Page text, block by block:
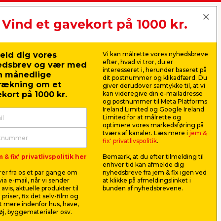
Knagerækkerne fås i forskellige
med at holde orden i entréen eller
og materialer. Disse komponenter gør
og vægvangerne er robuste og
i forskellige størrelser og materialer,
til indendørs brug og kan
jem & fix A/S, Skomagervej 12
CVR: 10360641
Tlf. kundeservice: 79425942
Tlf. administration: 76413500
kundeservice@jemfix.com
Se vores e-mærket certifikat her
Vind et gavekort på 1000 kr.
dig vores
og vær med
månedlige
om et
på 1000 kr.
& fix' privatlivspolitik her
fra os et par gange om
e-mail, når vi sender
aktuelle produkter til
priser, fix det selv-film og
mere indenfor hus, have,
byggematerialer osv.
Vi kan målrette vores nyhedsbreve
efter, hvad vi tror, du er
interesseret i, herunder baseret på
dit postnummer og klikadfærd. Du
giver derudover samtykke til, at vi
kan videregive din e-mailadresse
og postnummer til Meta Platforms
Ireland Limited og Google Ireland
Limited for at målrette og
optimere vores markedsføring på
tværs af kanaler. Læs mere i jem &
fix' privatlivspolitik.
Bemærk, at du efter tilmelding til
enhver tid kan afmelde dig
nyhedsbreve fra jem & fix igen ved
at klikke på afmeldingslinket i
bunden af nyhedsbrevene.